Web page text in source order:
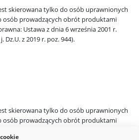
skierowana tylko do osób uprawnionych
osób prowadzących obrót produktami
Ustawa z dnia 6 września 2001 r.
Dz.U. z 2019 r. poz. 944).
skierowana tylko do osób uprawnionych
osób prowadzących obrót produktami